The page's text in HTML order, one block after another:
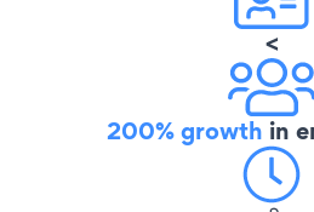
<
200% growth in